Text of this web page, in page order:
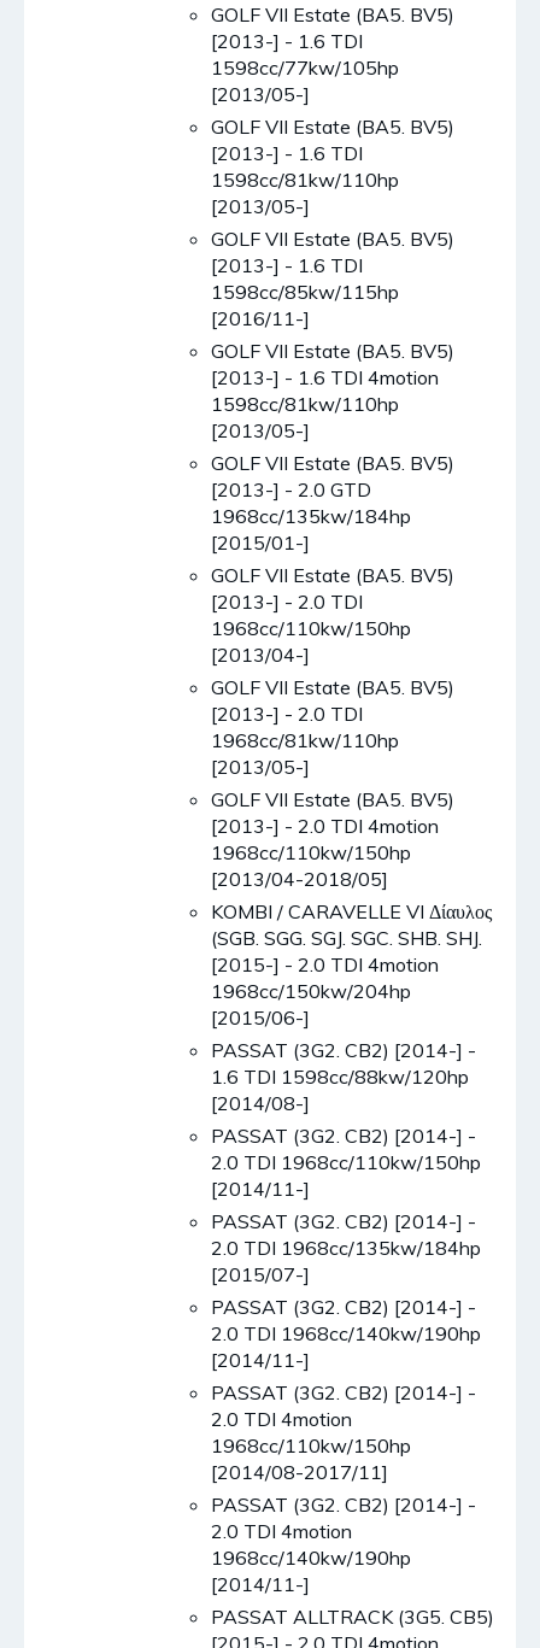
GOLF VII Estate (BA5. BV5)
[2013-] - 1.6 TDI
1598cc/77kw/105hp
[2013/05-]
GOLF VII Estate (BA5. BV5)
[2013-] - 1.6 TDI
1598cc/81kw/110hp
[2013/05-]
GOLF VII Estate (BA5. BV5)
[2013-] - 1.6 TDI
1598cc/85kw/115hp
[2016/11-]
GOLF VII Estate (BA5. BV5)
[2013-] - 1.6 TDI 4motion
1598cc/81kw/110hp
[2013/05-]
GOLF VII Estate (BA5. BV5)
[2013-] - 2.0 GTD
1968cc/135kw/184hp
[2015/01-]
GOLF VII Estate (BA5. BV5)
[2013-] - 2.0 TDI
1968cc/110kw/150hp
[2013/04-]
GOLF VII Estate (BA5. BV5)
[2013-] - 2.0 TDI
1968cc/81kw/110hp
[2013/05-]
GOLF VII Estate (BA5. BV5)
[2013-] - 2.0 TDI 4motion
1968cc/110kw/150hp
[2013/04-2018/05]
KOMBI / CARAVELLE VI Δίαυλος
(SGB. SGG. SGJ. SGC. SHB. SHJ.
[2015-] - 2.0 TDI 4motion
1968cc/150kw/204hp
[2015/06-]
PASSAT (3G2. CB2) [2014-] -
1.6 TDI 1598cc/88kw/120hp
[2014/08-]
PASSAT (3G2. CB2) [2014-] -
2.0 TDI 1968cc/110kw/150hp
[2014/11-]
PASSAT (3G2. CB2) [2014-] -
2.0 TDI 1968cc/135kw/184hp
[2015/07-]
PASSAT (3G2. CB2) [2014-] -
2.0 TDI 1968cc/140kw/190hp
[2014/11-]
PASSAT (3G2. CB2) [2014-] -
2.0 TDI 4motion
1968cc/110kw/150hp
[2014/08-2017/11]
PASSAT (3G2. CB2) [2014-] -
2.0 TDI 4motion
1968cc/140kw/190hp
[2014/11-]
PASSAT ALLTRACK (3G5. CB5)
[2015-] - 2.0 TDI 4motion